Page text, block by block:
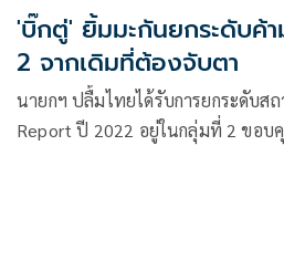
'บิ๊กตู่' ยิ้มมะกันยกระดับค้
2 จากเดิมที่ต้องจับตา
นายกฯ ปลื้มไทยได้รับการยกระดับส
Report ปี 2022 อยู่ในกลุ่มที่ 2 ขอบ